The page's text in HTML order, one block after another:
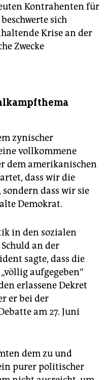
Kontrahenten für
sich
Krise an der
Zwecke
zynischer
vollkommene
dem amerikanischen
dass wir die
sondern dass wir sie
Demokrat.
in den sozialen
an der
sagte, dass die
aufgegeben“
erlassene Dekret
er bei der
am 27. Juni
dem zu und
purer politischer